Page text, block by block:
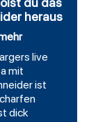
heraus
live
mit
ist
dick